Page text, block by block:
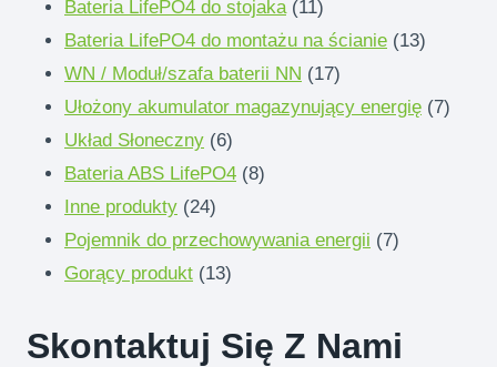
produkty
Bateria LifePO4 do stojaka 1111
produkty
Bateria LifePO4 do montażu na ścianie 1313
WN / Moduł/szafa baterii NN 1717
produkty
Ułożony akumulator magazynujący energię 77
Układ Słoneczny 66
produkty
Bateria ABS LifePO4 88
Inne produkty 2424
produkty
Pojemnik do przechowywania energii 77
Gorący produkt 1313
Skontaktuj Się Z Nami